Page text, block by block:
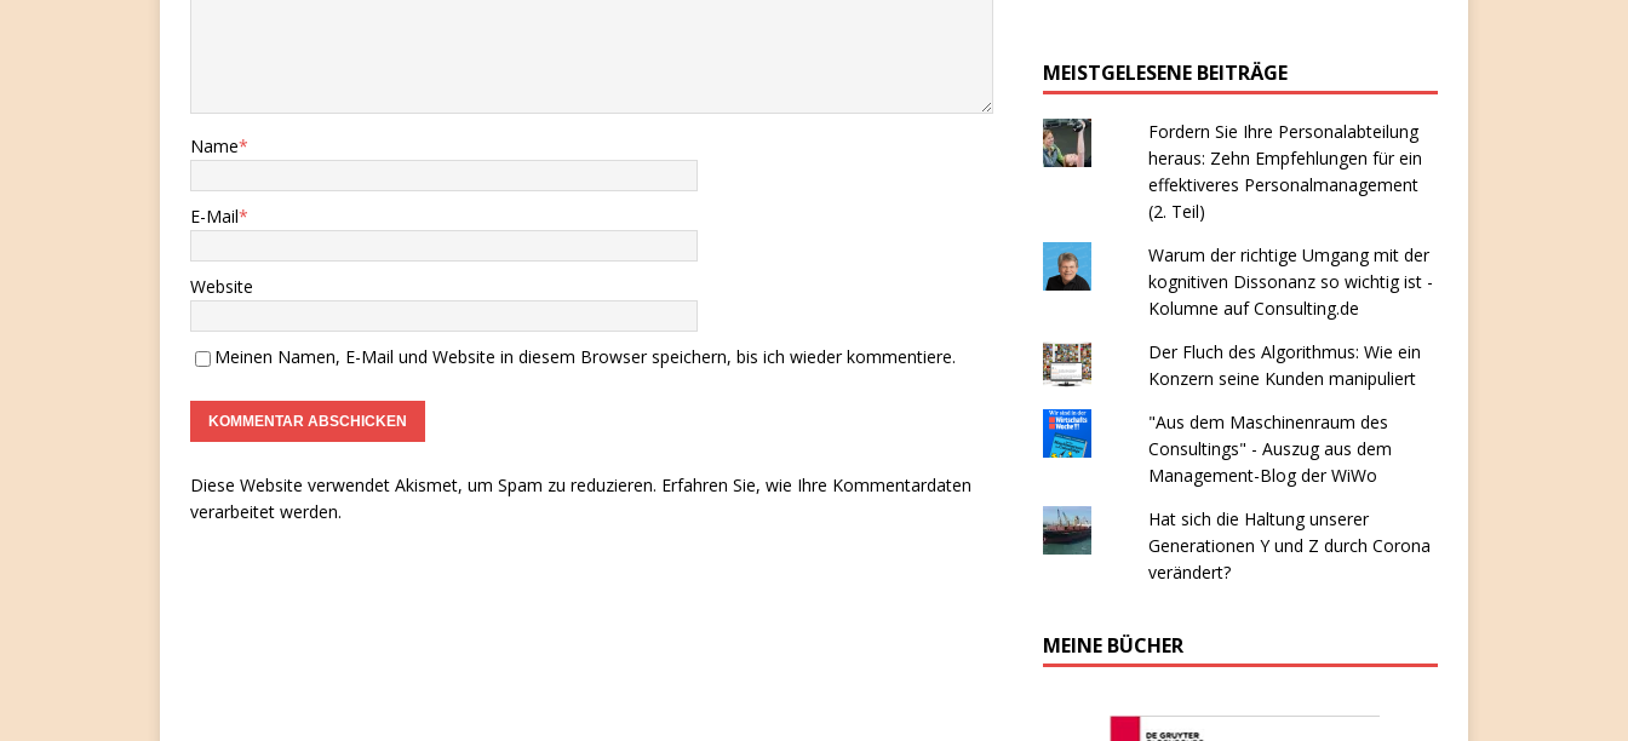
Name*
E-Mail*
Website
Meinen Namen, E-Mail und Website in diesem Browser speichern, bis ich wieder kommentiere.
Diese Website verwendet Akismet, um Spam zu reduzieren. Erfahren Sie, wie Ihre Kommentardaten
verarbeitet werden.
MEISTGELESENE BEITRÄGE
Fordern Sie Ihre Personalabteilung
heraus: Zehn Empfehlungen für ein
effektiveres Personalmanagement
(2. Teil)
Warum der richtige Umgang mit der
kognitiven Dissonanz so wichtig ist -
Kolumne auf Consulting.de
Der Fluch des Algorithmus: Wie ein
Konzern seine Kunden manipuliert
"Aus dem Maschinenraum des
Consultings" - Auszug aus dem
Management-Blog der WiWo
Hat sich die Haltung unserer
Generationen Y und Z durch Corona
verändert?
MEINE BÜCHER